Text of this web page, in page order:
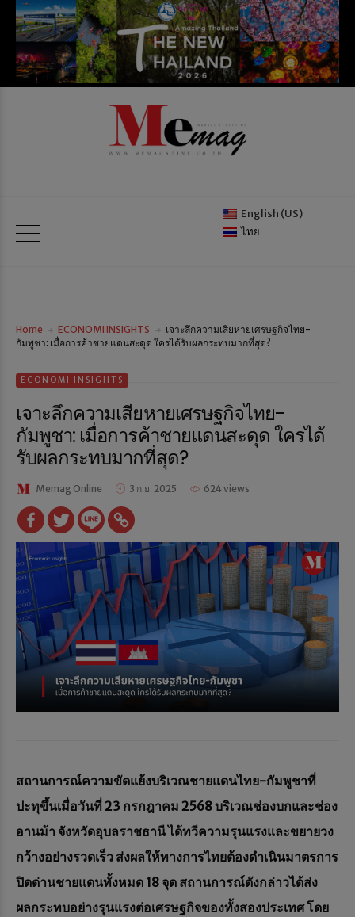
English (US)
ไทย
Home ECONOMI INSIGHTS
เจาะลึกความเสียหายเศรษฐกิจไทย-
กัมพูชา: เมื่อการค้าชายแดนสะดุด ใครได้รับผลกระทบมากที่สุด?
ECONOMI INSIGHTS
เจาะลึกความเสียหายเศรษฐกิจไทย-
กัมพูชา: เมื่อการค้าชายแดนสะดุด ใครได้
รับผลกระทบมากที่สุด?
Memag Online 3 ก.ย. 2025 624 views
สถานการณ์ความขัดแย้งบริเวณชายแดนไทย-กัมพูชาที่
ปะทุขึ้นเมื่อวันที่ 23 กรกฎาคม 2568 บริเวณช่องบกและช่อง
อานม้า จังหวัดอุบลราชธานี ได้ทวีความรุนแรงและขยายวง
กว้างอย่างรวดเร็ว ส่งผลให้ทางการไทยต้องดำเนินมาตรการ
ปิดด่านชายแดนทั้งหมด 18 จุด สถานการณ์ดังกล่าวได้ส่ง
ผลกระทบอย่างรุนแรงต่อเศรษฐกิจของทั้งสองประเทศ โดย